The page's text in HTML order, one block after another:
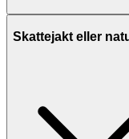
Skattejakt eller